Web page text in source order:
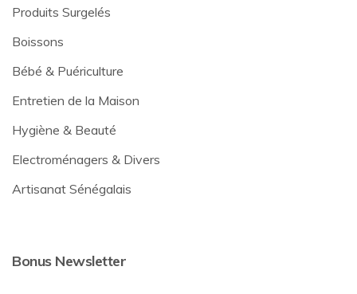
Produits Surgelés
Boissons
Bébé & Puériculture
Entretien de la Maison
Hygiène & Beauté
Electroménagers & Divers
Artisanat Sénégalais
Bonus Newsletter